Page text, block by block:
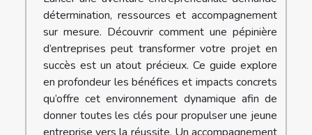
détermination, ressources et accompagnement
sur mesure. Découvrir comment une pépinière
d’entreprises peut transformer votre projet en
succès est un atout précieux. Ce guide explore
en profondeur les bénéfices et impacts concrets
qu’offre cet environnement dynamique afin de
donner toutes les clés pour propulser une jeune